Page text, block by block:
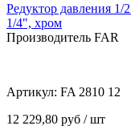
Редуктор давления
1/4", хром
Производитель FAR
Артикул: FA 2810 12
12 229,80 руб / шт